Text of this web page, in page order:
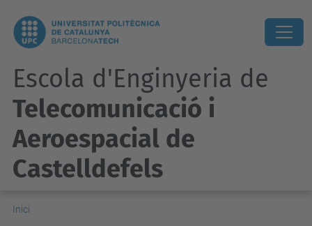
Escola d'Enginyeria de
Telecomunicació i
Aeroespacial de
Castelldefels
Inici